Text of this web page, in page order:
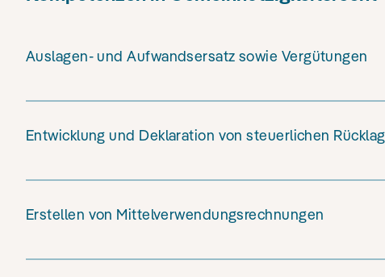
Auslagen- und Aufwandsersatz sowie Vergütungen
Entwicklung und Deklaration von steuerlichen
Erstellen von Mittelverwendungsrechnungen